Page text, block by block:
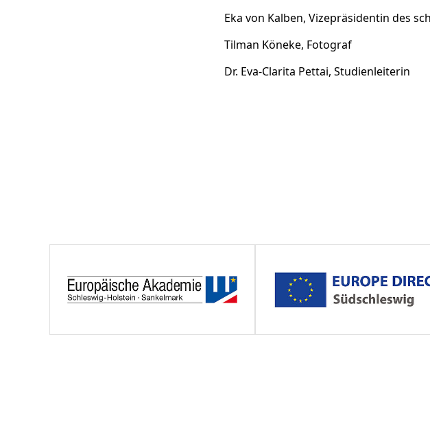
Eka von Kalben, Vizepräsidentin des
Tilman Köneke, Fotograf
Dr. Eva-Clarita Pettai, Studienleiterin